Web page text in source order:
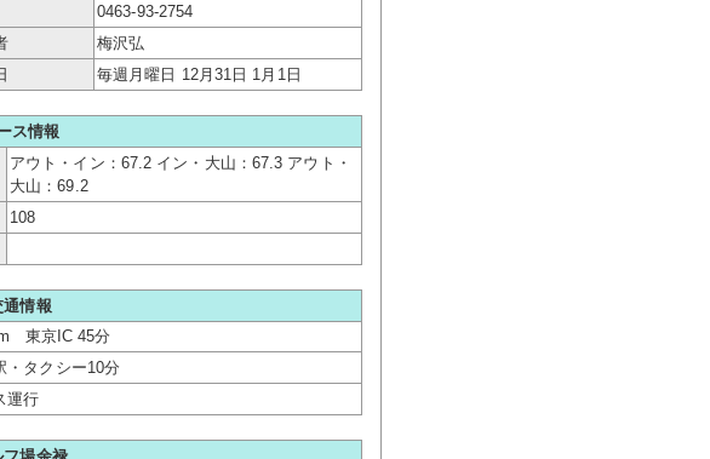
0463-93-2754
梅沢弘
毎週月曜日 12月31日 1月1日
ス情報
アウト・イン：67.2 イン・大山：67.3 アウト・
大山：69.2
108
通情報
東京IC 45分
・タクシー10分
運行